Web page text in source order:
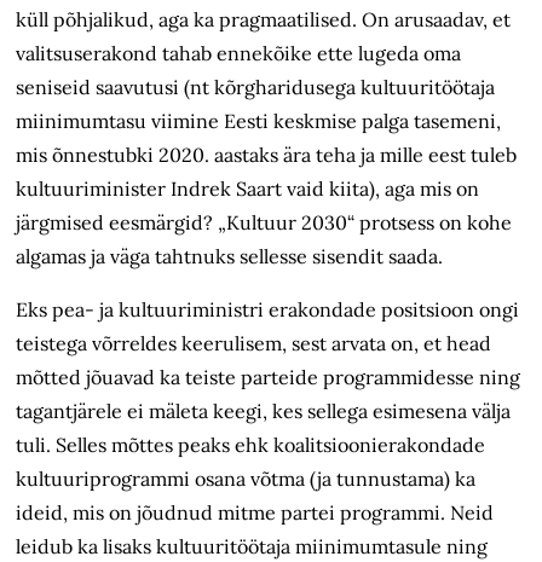
küll põhjalikud, aga ka pragmaatilised. On arusaadav, et
valitsuserakond tahab ennekõike ette lugeda oma
seniseid saavutusi (nt kõrgharidusega kultuuritöötaja
miinimumtasu viimine Eesti keskmise palga tasemeni,
mis õnnestubki 2020. aastaks ära teha ja mille eest tuleb
kultuuriminister Indrek Saart vaid kiita), aga mis on
järgmised eesmärgid? „Kultuur 2030“ protsess on kohe
algamas ja väga tahtnuks sellesse sisendit saada.
Eks pea- ja kultuuriministri erakondade positsioon ongi
teistega võrreldes keerulisem, sest arvata on, et head
mõtted jõuavad ka teiste parteide programmidesse ning
tagantjärele ei mäleta keegi, kes sellega esimesena välja
tuli. Selles mõttes peaks ehk koalitsioonierakondade
kultuuriprogrammi osana võtma (ja tunnustama) ka
ideid, mis on jõudnud mitme partei programmi. Neid
leidub ka lisaks kultuuritöötaja miinimumtasule ning